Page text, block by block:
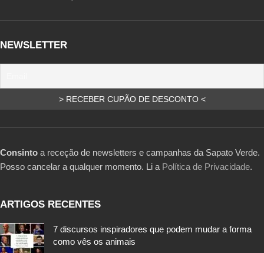
NEWSLETTER
Consinto a receção de newsletters e campanhas da Sapato Verde.
Posso cancelar a qualquer momento. Li a Política de Privacidade.
ARTIGOS RECENTES
7 discursos inspiradores que podem mudar a forma
como vês os animais